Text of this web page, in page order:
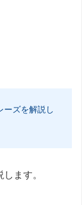
ーズを解説し
ます。